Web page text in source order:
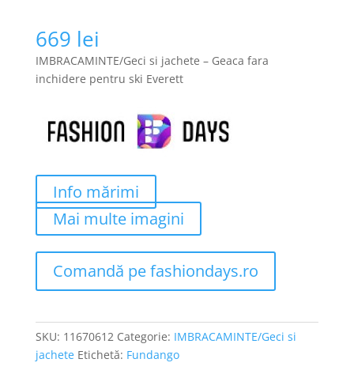
669 lei
IMBRACAMINTE/Geci si jachete – Geaca fara
inchidere pentru ski Everett
Info mărimi
Mai multe imagini
Comandă pe fashiondays.ro
SKU: 11670612 Categorie: IMBRACAMINTE/Geci si
jachete Etichetă: Fundango